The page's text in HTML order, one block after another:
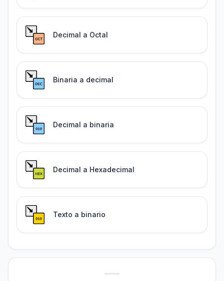
Decimal a Octal
Binaria a decimal
Decimal a binaria
Decimal a Hexadecimal
Texto a binario